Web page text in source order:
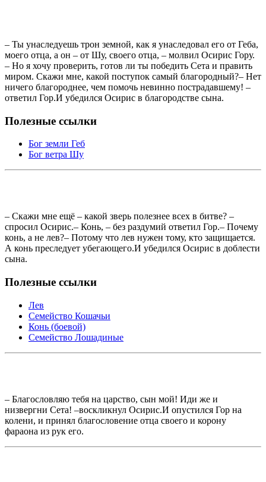
– Ты унаследуешь трон земной, как я унаследовал его от Геба,
моего отца, а он – от Шу, своего отца, – молвил Осирис Гору.
– Но я хочу проверить, готов ли ты победить Сета и править
миром. Скажи мне, какой поступок самый благородный?– Нет
ничего благороднее, чем помочь невинно пострадавшему! –
ответил Гор.И убедился Осирис в благородстве сына.
Полезные ссылки
Бог земли Геб
Бог ветра Шу
– Скажи мне ещё – какой зверь полезнее всех в битве? –
спросил Осирис.– Конь, – без раздумий ответил Гор.– Почему
конь, а не лев?– Потому что лев нужен тому, кто защищается.
А конь преследует убегающего.И убедился Осирис в доблести
сына.
Полезные ссылки
Лев
Семейство Кошачьи
Конь (боевой)
Семейство Лошадиные
– Благословляю тебя на царство, сын мой! Иди же и
низвергни Сета! –воскликнул Осирис.И опустился Гор на
колени, и принял благословение отца своего и корону
фараона из рук его.